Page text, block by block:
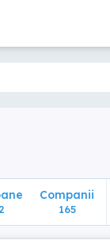
Companii
165